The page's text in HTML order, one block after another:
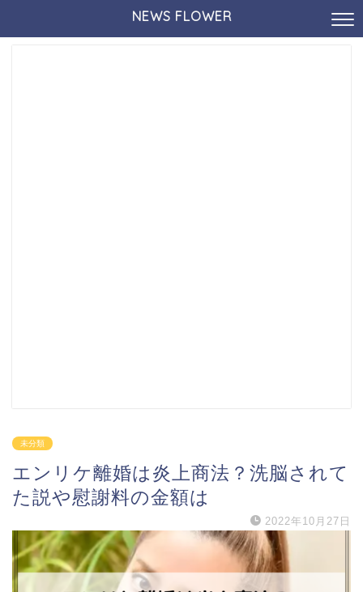
NEWS FLOWER
未分類
エンリケ離婚は炎上商法？洗脳されて
た説や慰謝料の金額は
2022年10月27日